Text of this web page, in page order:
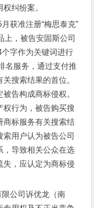
纠纷案。
获准注册“梅思泰克”
上，被告安固斯公司
个字作为关键词进行
名服务，通过支付推
搜索结果的首位。
告构成商标侵权。
行为，被告购买搜
商标服务有关搜索结
用户认为被告公司
，导致相关公众在选
失，应认定为商标侵
公司诉优龙（南